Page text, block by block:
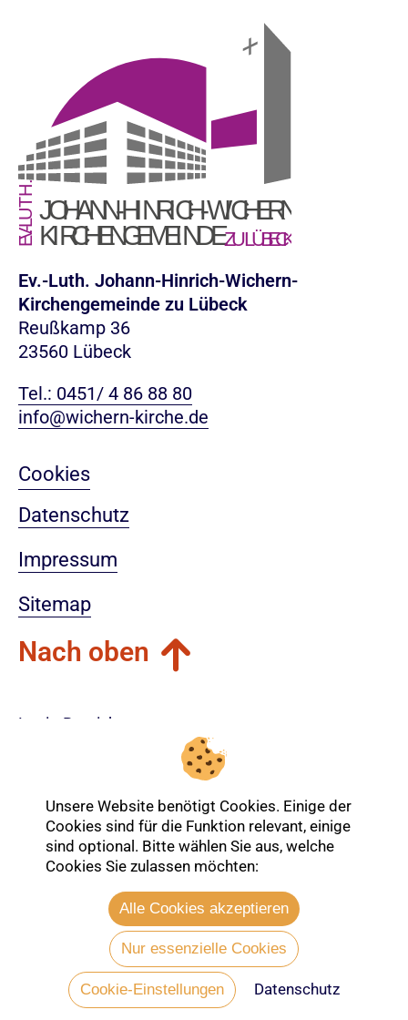
Ev.-Luth. Johann-Hinrich-Wichern-
Kirchengemeinde zu Lübeck
Reußkamp 36
23560 Lübeck
Tel.: 0451/ 4 86 88 80
info@wichern-kirche.de
Cookies
Datenschutz
Impressum
Sitemap
Nach oben
Login-Bereich
Entdecken Sie mehr über die Ev.
Unsere Website benötigt Cookies. Einige der
Cookies sind für die Funktion relevant, einige
sind optional. Bitte wählen Sie aus, welche
Cookies Sie zulassen möchten:
Alle Cookies akzeptieren
Nur essenzielle Cookies
Cookie-Einstellungen Datenschutz